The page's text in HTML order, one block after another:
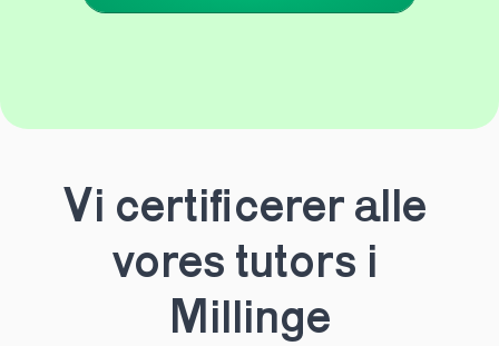
Vi certificerer alle
vores tutors i
Millinge